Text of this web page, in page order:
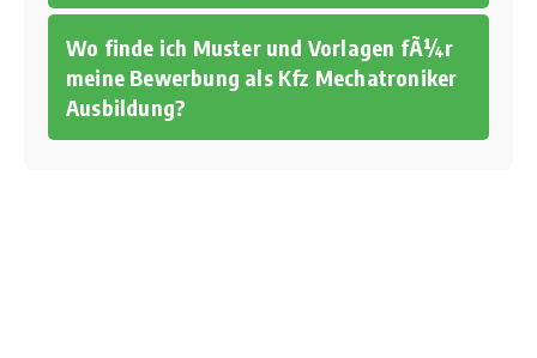
Wo finde ich Muster und Vorlagen fÃ¼r
meine Bewerbung als Kfz Mechatroniker
Ausbildung?